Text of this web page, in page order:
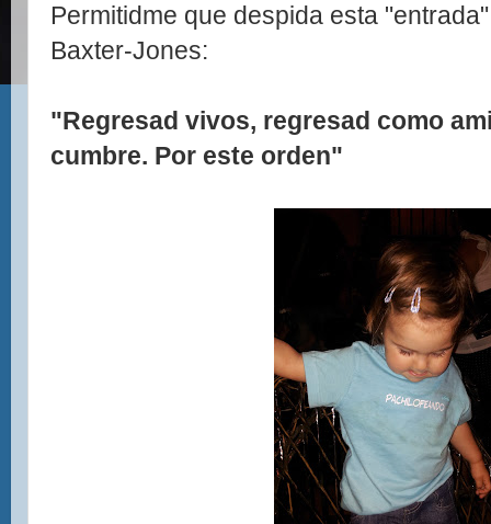
Permitidme que despida esta
Baxter-Jones:
"Regresad vivos, regresad como
cumbre. Por este orden"